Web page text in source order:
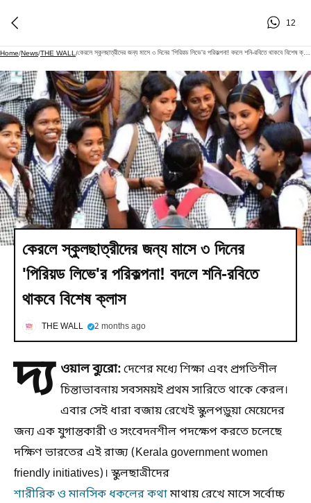
12
Home/News/THE WALL /
কেরলে স্কুলছাত্রীদের জন্য মাসে ৩ দিনের
'পিরিয়ড লিভে'র পরিকল্পনা! বদলে শনি-রবিতে
থাকবে বিশেষ ক্লাস
THE WALL 2 months ago
দ্য ওয়াল ব্যুরো:দেশের মধ্যে শিক্ষা এবং প্রগতিশীল
চিন্তাভাবনায় সবসময়ই প্রথম সারিতে থাকে কেরল।
এবার সেই ধারা বজায় রেখেই স্কুলপড়ুয়া মেয়েদের
জন্য এক যুগান্তকারী ও সংবেদনশীল পদক্ষেপ করতে চলেছে
দক্ষিণ ভারতের এই রাজ্য (Kerala government women
friendly initiatives)। স্কুলছাত্রীদের
শারীরিক ও মানসিক ধকলের কথামাথায় রেখে মাসে সর্বোচ্চ